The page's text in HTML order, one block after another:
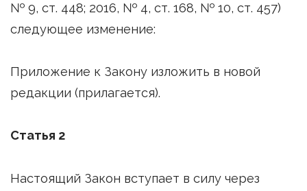
№ 9, ст. 448; 2016, № 4, ст. 168, № 10, ст. 457)
следующее изменение:
Приложение к Закону изложить в новой
редакции (прилагается).
Статья 2
Настоящий Закон вступает в силу через